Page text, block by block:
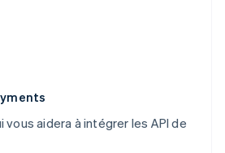
vous aidera à intégrer les API de